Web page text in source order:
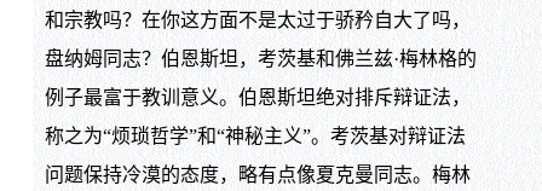
和宗教吗？在你这方面不是太过于骄矜自大了吗，
盘纳姆同志？伯恩斯坦，考茨基和佛兰兹·梅林格的
例子最富于教训意义。伯恩斯坦绝对排斥辩证法，
称之为“烦琐哲学”和“神秘主义”。考茨基对辩证法
问题保持冷漠的态度，略有点像夏克曼同志。梅林